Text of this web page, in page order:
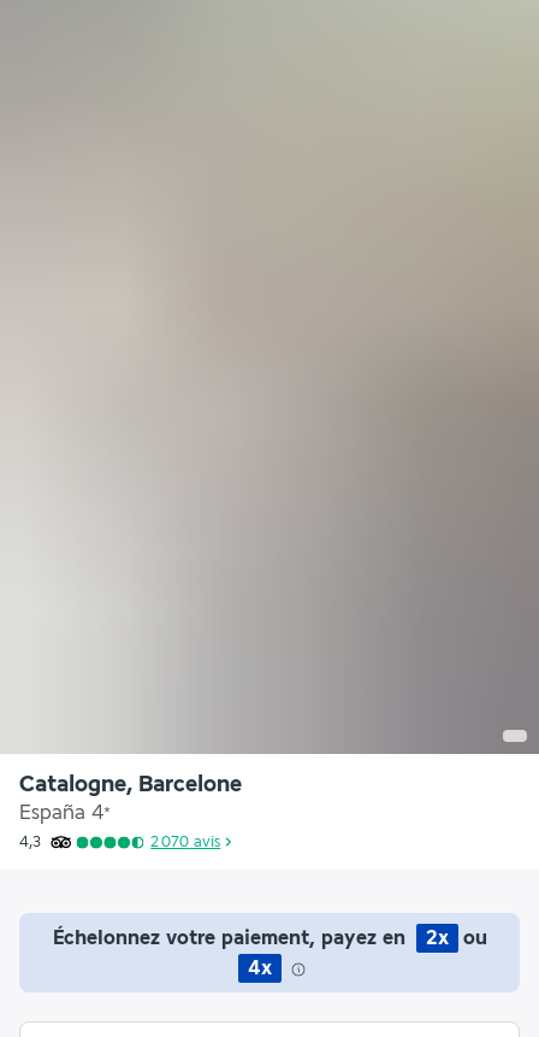
Catalogne, Barcelone
España 4*
4,3 2 070 avis
Échelonnez votre paiement, payez en 2x
ou
4x